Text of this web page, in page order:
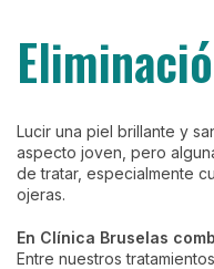
Lucir una piel brillante y
aspecto joven, pero
de tratar, especialmente
ojeras.
En Clínica Bruselas
Entre nuestros